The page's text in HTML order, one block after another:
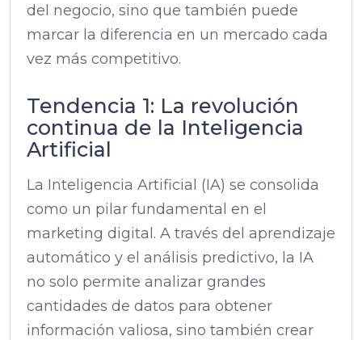
del negocio, sino que también puede
marcar la diferencia en un mercado cada
vez más competitivo.
Tendencia 1: La revolución
continua de la Inteligencia
Artificial
La Inteligencia Artificial (IA) se consolida
como un pilar fundamental en el
marketing digital. A través del aprendizaje
automático y el análisis predictivo, la IA
no solo permite analizar grandes
cantidades de datos para obtener
información valiosa, sino también crear